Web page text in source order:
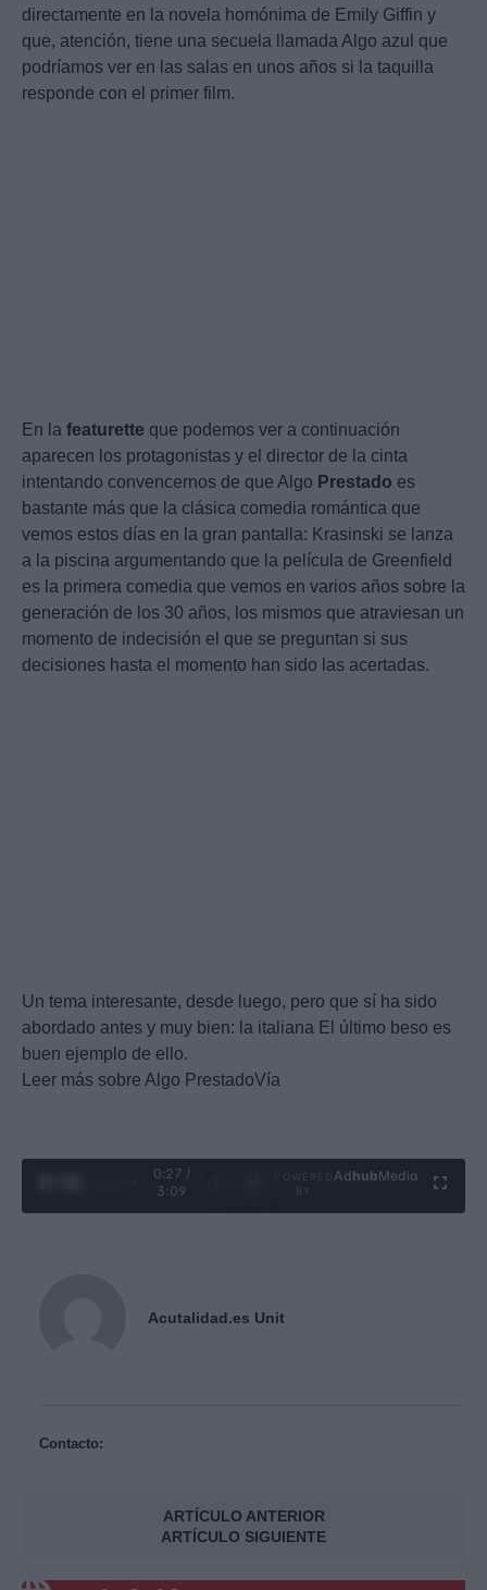
directamente en la novela homónima de Emily Giffin y
que, atención, tiene una secuela llamada Algo azul que
podríamos ver en las salas en unos años si la taquilla
responde con el primer film.
En la featurette que podemos ver a continuación
aparecen los protagonistas y el director de la cinta
intentando convencernos de que Algo Prestado es
bastante más que la clásica comedia romántica que
vemos estos días en la gran pantalla: Krasinski se lanza
a la piscina argumentando que la película de Greenfield
es la primera comedia que vemos en varios años sobre la
generación de los 30 años, los mismos que atraviesan un
momento de indecisión el que se preguntan si sus
decisiones hasta el momento han sido las acertadas.
Un tema interesante, desde luego, pero que sí ha sido
abordado antes y muy bien: la italiana El último beso es
buen ejemplo de ello.
Leer más sobre Algo PrestadoVía
0:28 /
3:09
Ad hubMedia
Acutalidad.es Unit
Contacto:
ARTÍCULO ANTERIOR
ARTÍCULO SIGUIENTE